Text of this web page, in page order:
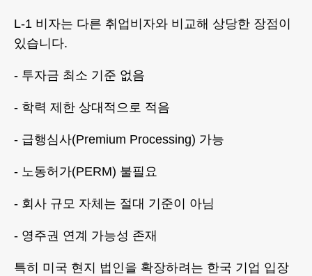
L-1 비자는 다른 취업비자와 비교해 상당한 장점이
있습니다.
- 투자금 최소 기준 없음
- 학력 제한 상대적으로 적음
- 급행심사(Premium Processing) 가능
- 노동허가(PERM) 불필요
- 회사 규모 자체는 절대 기준이 아님
- 영주권 연계 가능성 존재
특히 미국 현지 법인을 확장하려는 한국 기업 입장